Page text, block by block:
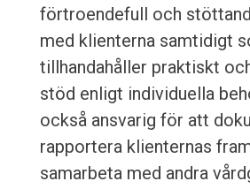
förtroendefull och
med klienterna samtidigt
tillhandahåller praktiskt
stöd enligt individuella
också ansvarig för att
rapportera klienternas
samarbeta med andra